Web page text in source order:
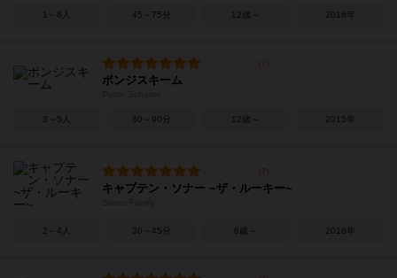
1～8人 45～75分 12歳～ 2016年
ポンジスキーム
3～5人 60～90分 12歳～ 2015年
キャプテン・ソナー ~ザ・ルーキー~
2～4人 30～45分 8歳～ 2018年